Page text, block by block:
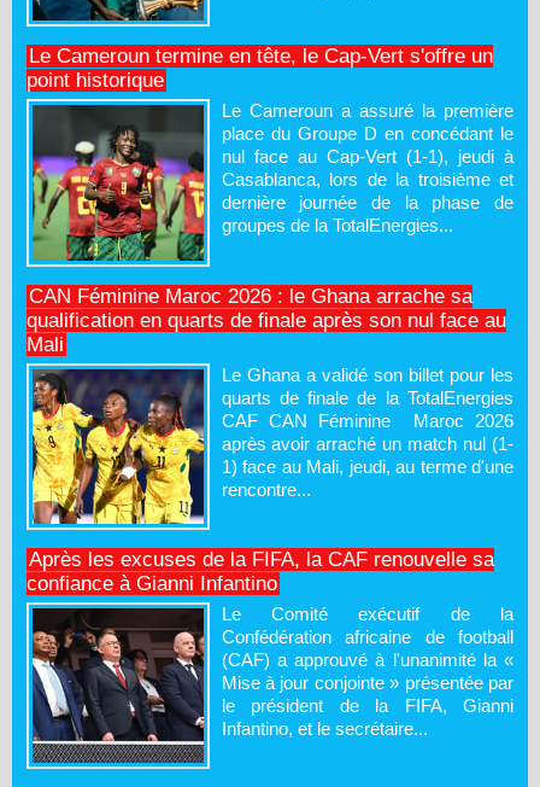
Le Cameroun termine en tête, le Cap-Vert s'offre un
point historique
Le Cameroun a assuré la première
place du Groupe D en concédant le
nul face au Cap-Vert (1-1), jeudi à
Casablanca, lors de la troisième et
dernière journée de la phase de
groupes de la TotalEnergies...
CAN Féminine Maroc 2026 : le Ghana arrache sa
qualification en quarts de finale après son nul face au
Mali
Le Ghana a validé son billet pour les
quarts de finale de la TotalEnergies
CAF CAN Féminine Maroc 2026
après avoir arraché un match nul (1-
1) face au Mali, jeudi, au terme d'une
rencontre...
Après les excuses de la FIFA, la CAF renouvelle sa
confiance à Gianni Infantino
Le Comité exécutif de la
Confédération africaine de football
(CAF) a approuvé à l'unanimité la «
Mise à jour conjointe » présentée par
le président de la FIFA, Gianni
Infantino, et le secrétaire...